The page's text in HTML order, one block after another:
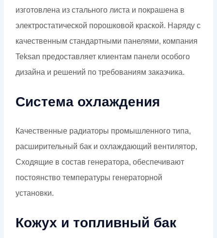
изготовлена из стального листа и покрашена в
электростатической порошковой краской. Наряду с
качественным стандартными панелями, компания
Teksan предоставляет клиентам панели особого
дизайна и решений по требованиям заказчика.
Система охлаждения
Качественные радиаторы промышленного типа,
расширительный бак и охлаждающий вентилятор,
Сходящие в состав генератора, обеспечивают
постоянство температуры генераторной
установки.
Кожух и топливный бак